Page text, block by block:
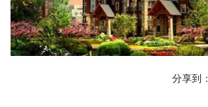
分享到：